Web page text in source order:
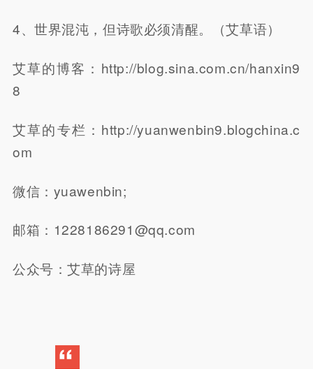
4、世界混沌，但诗歌必须清醒。（艾草语）
艾草的博客：http://blog.sina.com.cn/hanxin9
8
艾草的专栏：http://yuanwenbin9.blogchina.c
om
微信：yuawenbin;
邮箱：1228186291@qq.com
公众号：艾草的诗屋